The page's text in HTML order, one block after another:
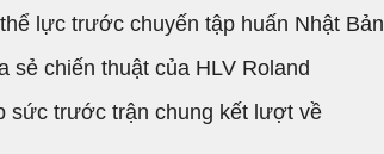
lực trước chuyến tập huấn Nhật Bản
sẻ chiến thuật của HLV Roland
sức trước trận chung kết lượt về